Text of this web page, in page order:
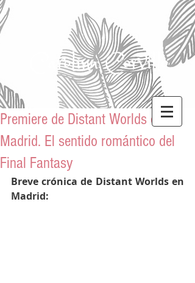
Carolina Corvillo
Premiere de Distant Worlds en
Madrid. El sentido romántico del
Final Fantasy
Breve crónica de Distant Worlds en
Madrid: